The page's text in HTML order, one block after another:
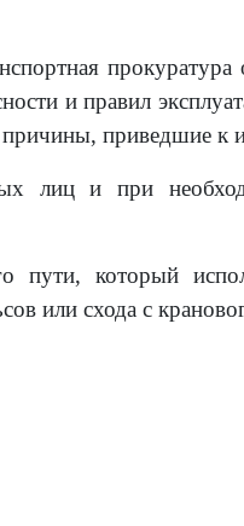
прокуратура
и правил
причины, приведшие к
лиц и при
который
или схода с